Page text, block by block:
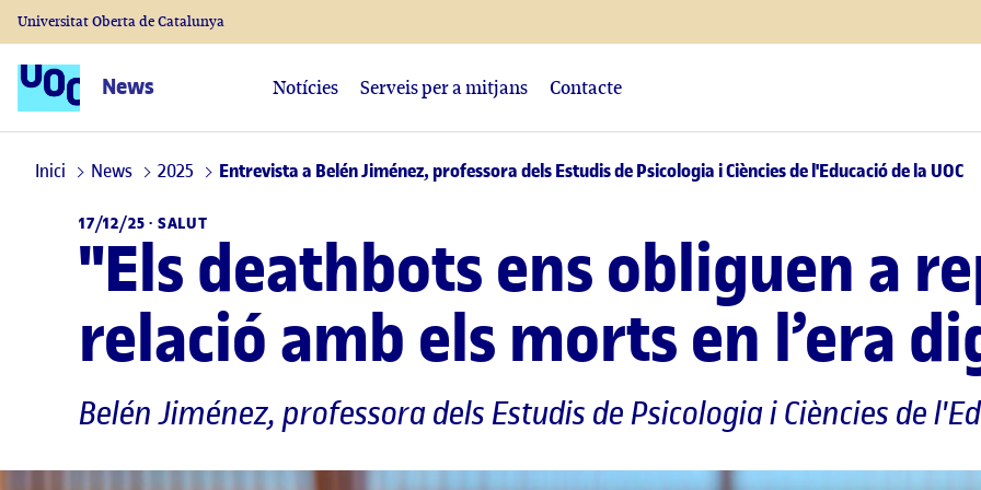
Universitat Oberta de Catalunya
News Notícies Serveis per a mitjans Contacte
Inici News 2025 Entrevista a Belén Jiménez, professora dels Estudis de Psicologia i Ciències de l'Educació de la UOC
17/12/25 · SALUT
"Els deathbots ens obliguen a
relació amb els morts en l’era
Belén Jiménez, professora dels Estudis de Psicologia i Ciències de